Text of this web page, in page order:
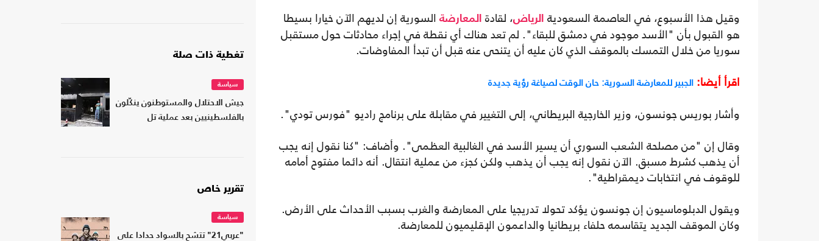
وقيل هذا الأسبوع، في العاصمة السعودية
الرياض، لقادة المعارضة السورية إن لديهم الآن خيارا بسيطا
هو القبول بأن "الأسد موجود في دمشق للبقاء". لم تعد هناك أي نقطة في إجراء محادثات حول مستقبل
سوريا من خلال التمسك بالموقف الذي كان عليه أن يتنحى عنه قبل أن تبدأ المفاوضات.
اقرأ أيضا: الجبير للمعارضة السورية: حان الوقت لصياغة رؤية جديدة
وأشار بوريس جونسون، وزير الخارجية البريطاني، إلى التغيير في مقابلة على برنامج راديو "فورس تودي".
وقال إن "من مصلحة الشعب السوري أن يسير الأسد في الغالبية العظمى". وأضاف: "كنا نقول إنه يجب
أن يذهب كشرط مسبق. الآن نقول إنه يجب أن يذهب ولكن كجزء من عملية انتقال. أنه دائما مفتوح أمامه
للوقوف في انتخابات ديمقراطية".
ويقول الدبلوماسيون إن جونسون يؤكد تحولا تدريجيا على المعارضة والغرب بسبب الأحداث على الأرض.
وكان الموقف الجديد يتقاسمه حلفاء بريطانيا والداعمون الإقليميون للمعارضة.
تغطية ذات صلة
سياسة
جيش الاحتلال والمستوطنون ينكّلون
بالفلسطينيين بعد عملية تل
تقرير خاص
سياسة
"عربي21" تتشح بالسواد حدادا على